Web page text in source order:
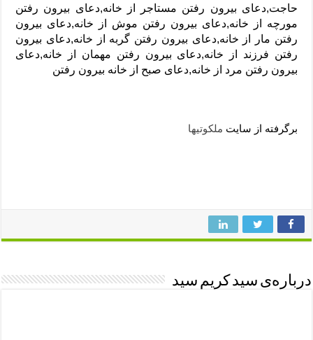
حاجت,دعای بیرون رفتن مستاجر از خانه,دعای بیرون رفتن
مورچه از خانه,دعای بیرون رفتن موش از خانه,دعای بیرون
رفتن مار از خانه,دعای بیرون رفتن گربه از خانه,دعای بیرون
رفتن فرزند از خانه,دعای بیرون رفتن مهمان از خانه,دعای
بیرون رفتن مرد از خانه,دعای صبح از خانه بیرون رفتن
برگرفته از سایت ملکوتیها
درباره‌ی سید کریم سید